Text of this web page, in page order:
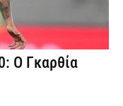
Ο Γκαρθία